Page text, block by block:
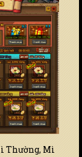
Thường, Mì